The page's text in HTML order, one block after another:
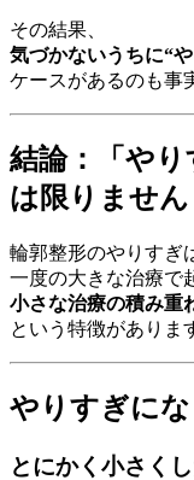
その結果、
気づかないうちに“
ケースがあるのも事
結論：「や
は限りません
輪郭整形のやりすぎ
一度の大きな治療で
小さな治療の積み重
という特徴がありま
やりすぎに
とにかく小さく